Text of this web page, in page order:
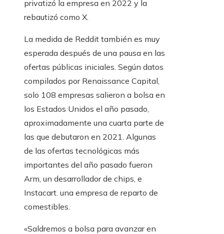
privatizó la empresa en 2022 y la
rebautizó como X.
La medida de Reddit también es muy
esperada después de una pausa en las
ofertas públicas iniciales. Según datos
compilados por Renaissance Capital,
solo 108 empresas salieron a bolsa en
los Estados Unidos el año pasado,
aproximadamente una cuarta parte de
las que debutaron en 2021. Algunas
de las ofertas tecnológicas más
importantes del año pasado fueron
Arm, un desarrollador de chips, e
Instacart. una empresa de reparto de
comestibles.
«Saldremos a bolsa para avanzar en